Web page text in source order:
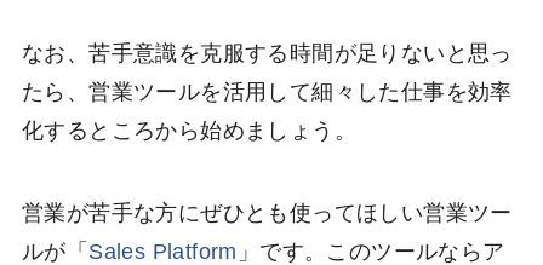
なお、苦手意識を克服する時間が足りないと思っ
たら、営業ツールを活用して細々した仕事を効率
化するところから始めましょう。
営業が苦手な方にぜひとも使ってほしい営業ツー
ルが「 Sales Platform 」です。このツールならア